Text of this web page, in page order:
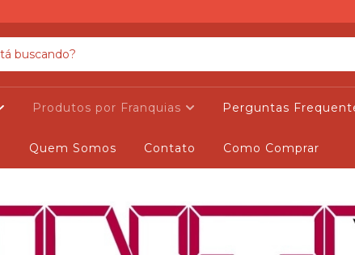
Produtos por Franquias Perguntas
Quem Somos Contato Como Comprar